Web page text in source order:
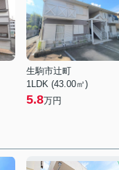
生駒市辻町
1LDK (43.00㎡)
5.8万円